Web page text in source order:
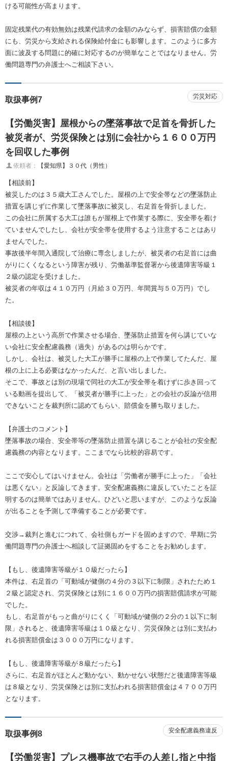
ける可能性が高まります。
固定残業代の有効無効は残業代請求の金額のみならず、損害賠償の金額
にも、労災から支給される保険給付金にも影響します。このように多方
面に波及する問題に的確に対応するのが簡単なことではなりません。労
働問題専門の弁護士へご相談下さい。
取扱事例7 労災対応
【労働災害】屋根からの墜落事故で足首を骨折した
被災者が、労災保険とは別に会社から１６００万円
を回収した事例
依頼者： 【愛知県】３０代（男性）
【相談前】
被災したのは３５歳大工さんでした。屋根の上で安全帯などの墜落防止
措置を講じずに作業して墜落事故に被災し、右足首を骨折しました。
この会社に所属する大工は誰もが屋根上で作業する際に、安全帯を着け
ていませんでしたし、会社が安全帯を使用するよう注意することはあり
ませんでした。
事故後半年間入通院して治療に専念しましたが、被災者の右足首には曲
がりにくくなるという障害が残り、労働基準監督署から後遺障害等級１
２級の認定を受けました。
被災者の年収は４１０万円（月給３０万円、年間賞与５０万円）でし
た。
【相談後】
屋根の上という高所で作業させる場合、墜落防止措置を何ら講じていな
い会社に安全配慮義務（過失）があるのは明らかです。
しかし、会社は、被災した大工が勝手に屋根の上で作業してたんだ、屋
根の上に上る必要はなかったんだ、と言い出しました。
そこで、事故とは別の現場で同社の大工が安全帯を着けずに歩き回って
いる動画を提出して、「被災者が勝手に上った」との会社の反論が信用
できないことを裁判所に認めてもらい、賠償金を勝ち取りました。
【弁護士のコメント】
墜落事故の場合、安全帯等の墜落防止措置を講じることが会社の安全配
慮義務の内容となります。ここまでなら比較的容易です。
ここで安心してはいけません。会社は「労働者が勝手に上った」「会社
は悪くない」と反論してきます。安全配慮義務に違反していたことを証
明するのは簡単ではありません。ひどいと思いますが、このような反論
が出ることを予測して準備することが必要です。
交渉→裁判と進むにつれて、会社側もガードを固めますので、早期に労
働問題専門の弁護士へ相談して証拠固めをすることをお勧めします。
【もし、後遺障害等級が１０級だったら】
本件は、右足首の「可動域が健側の４分の３以下に制限」されたため１
２級と認定され、労災保険とは別に１６００万円の損害賠償請求が可能
でした。
もし、右足首がもっと曲がりにくく「可動域が健側の２分の１以下に制
限」されると、後遺障害等級は１０級となり、労災保険とは別に支払わ
れる損害賠償金は３０００万円になります。
【もし、後遺障害等級が８級だったら】
さらに、右足首がほとんど動かない、動かせない状態だと後遺障害等級
は８級となり、労災保険とは別に支払われる損害賠償金は４７００万円
となります。
取扱事例8 安全配慮義務違反
【労働災害】プレス機事故で右手の人差し指と中指